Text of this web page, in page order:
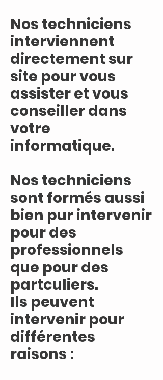
Nos techniciens
interviennent
directement sur
site pour vous
assister et vous
conseiller dans
votre
informatique.
Nos techniciens
sont formés aussi
bien pur intervenir
pour des
professionnels
que pour des
partculiers.
Ils peuvent
intervenir pour
différentes
raisons :